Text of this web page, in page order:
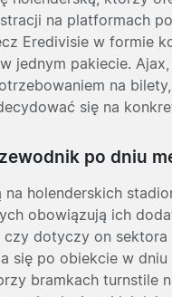
na platformach
Eredivisie w formie
jednym pakiecie.
na
się na
po dniu
na holenderskich
obowiązują ich
dotyczy on
się po obiekcie w
bramkach turnstile